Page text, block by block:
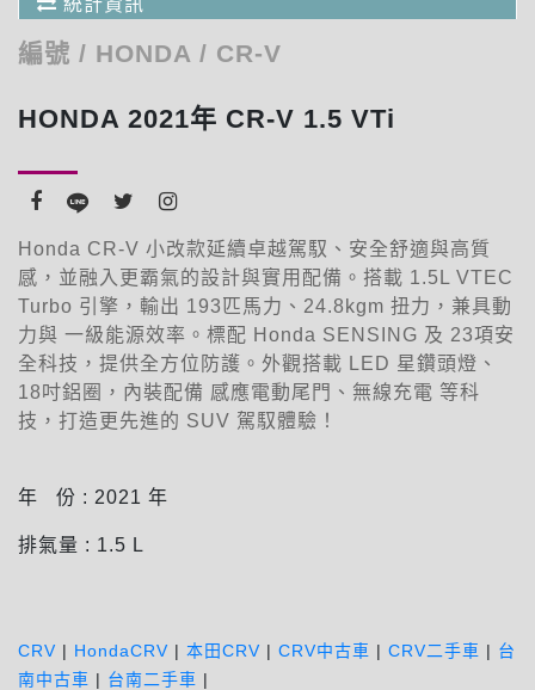
編號 / HONDA / CR-V
HONDA 2021年 CR-V 1.5 VTi
Honda CR-V 小改款延續卓越駕馭、安全舒適與高質
感，並融入更霸氣的設計與實用配備。搭載 1.5L VTEC
Turbo 引擎，輸出 193匹馬力、24.8kgm 扭力，兼具動
力與 一級能源效率。標配 Honda SENSING 及 23項安
全科技，提供全方位防護。外觀搭載 LED 星鑽頭燈、
18吋鋁圈，內裝配備 感應電動尾門、無線充電 等科
技，打造更先進的 SUV 駕馭體驗！
年 份 : 2021 年
排氣量 : 1.5 L
CRV | HondaCRV | 本田CRV | CRV中古車 | CRV二手車 | 台
南中古車 | 台南二手車 |